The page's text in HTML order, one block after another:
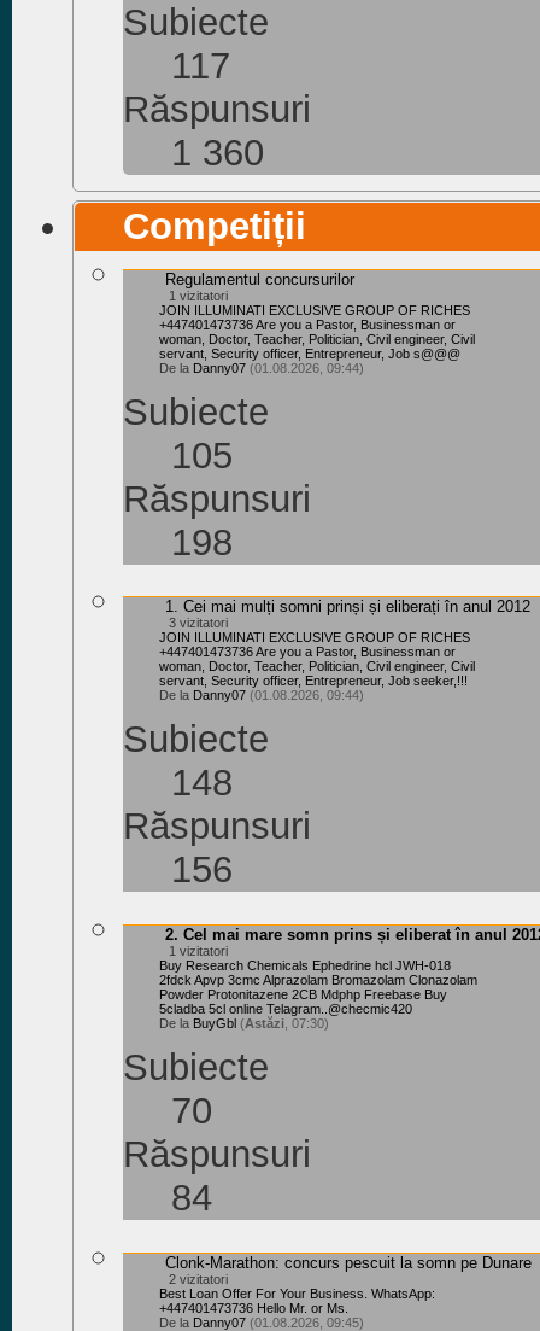
Subiecte
117
Răspunsuri
1 360
Competiții
Regulamentul concursurilor
1 vizitatori
JOIN ILLUMINATI EXCLUSIVE GROUP OF RICHES
+447401473736 Are you a Pastor, Businessman or
woman, Doctor, Teacher, Politician, Civil engineer, Civil
servant, Security officer, Entrepreneur, Job s@@@
De la Danny07 (01.08.2026, 09:44)
Subiecte
105
Răspunsuri
198
1. Cei mai mulți somni prinși și eliberați în anul 2012
3 vizitatori
JOIN ILLUMINATI EXCLUSIVE GROUP OF RICHES
+447401473736 Are you a Pastor, Businessman or
woman, Doctor, Teacher, Politician, Civil engineer, Civil
servant, Security officer, Entrepreneur, Job seeker,!!!
De la Danny07 (01.08.2026, 09:44)
Subiecte
148
Răspunsuri
156
2. Cel mai mare somn prins și eliberat în anul
1 vizitatori
Buy Research Chemicals Ephedrine hcl JWH-018
2fdck Apvp 3cmc Alprazolam Bromazolam Clonazolam
Powder Protonitazene 2CB Mdphp Freebase Buy
5cladba 5cl online Telagram..@checmic420
De la BuyGbl (Astăzi , 07:30)
Subiecte
70
Răspunsuri
84
Clonk-Marathon: concurs pescuit la somn pe Dunare
2 vizitatori
Best Loan Offer For Your Business. WhatsApp:
+447401473736 Hello Mr. or Ms.
De la Danny07 (01.08.2026, 09:45)